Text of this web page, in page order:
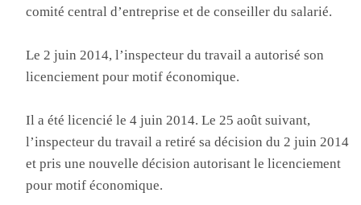
comité central d’entreprise et de conseiller du salarié.
Le 2 juin 2014, l’inspecteur du travail a autorisé son
licenciement pour motif économique.
Il a été licencié le 4 juin 2014. Le 25 août suivant,
l’inspecteur du travail a retiré sa décision du 2 juin 2014
et pris une nouvelle décision autorisant le licenciement
pour motif économique.